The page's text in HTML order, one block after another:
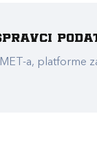
a, platforme